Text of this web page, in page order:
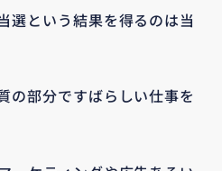
選という結果を得るのは当
の部分ですばらしい仕事を